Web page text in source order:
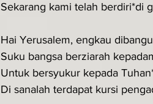
Sekarang kami telah berdiri*di
Hai Yerusalem, engkau
Suku bangsa berziarah
Untuk bersyukur kepada
Di sanalah terdapat kursi